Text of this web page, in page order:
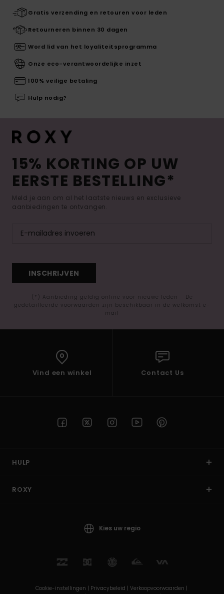
Gratis verzending en retouren voor leden
Retourneren binnen 30 dagen
Word lid van het loyaliteitsprogramma
Onze eco-verantwoordelijke inzet
100% veilige betaling
Hulp nodig?
15% KORTING OP UW
EERSTE BESTELLING*
Meld je aan om al het laatste nieuws en exclusieve
aanbiedingen te ontvangen.
INSCHRIJVEN
(*) Aanbieding geldig online voor nieuwe leden - De
gedetailleerde voorwaarden zijn beschikbaar in de welkomst e-
mail
Vind een winkel Contact Us
HULP
ROXY
Kies uw regio
Cookie-instellingen | Privacybeleid | Verkoopvoorwaarden |